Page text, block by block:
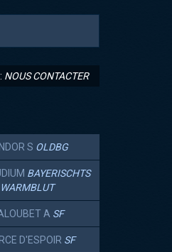
NOUS CONTACTER
S OLDBG
BAYERISCHTS
WARMBLUT
A SF
D'ESPOIR SF